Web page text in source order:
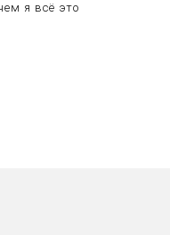
я всё это